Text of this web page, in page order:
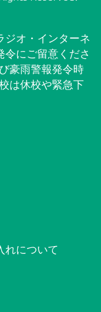
ジオ・インターネ
令にご留意くださ
豪雨警報発令時
は休校や緊急下
れについて